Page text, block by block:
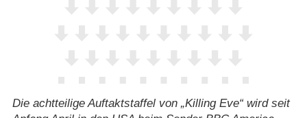
Die achtteilige Auftaktstaffel von „Killing Eve“ wird seit